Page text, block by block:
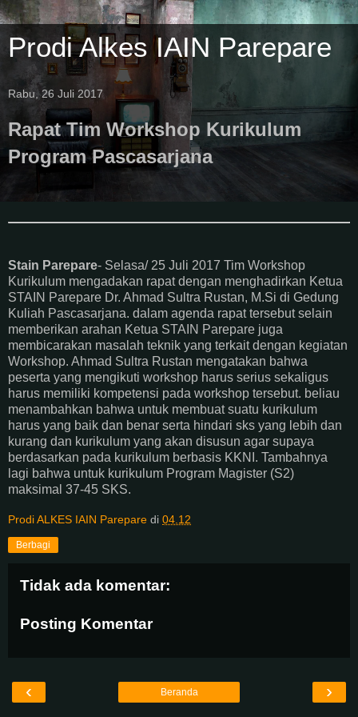
Prodi Alkes IAIN Parepare
Rabu, 26 Juli 2017
Rapat Tim Workshop Kurikulum
Program Pascasarjana
Stain Parepare- Selasa/ 25 Juli 2017 Tim Workshop
Kurikulum mengadakan rapat dengan menghadirkan Ketua
STAIN Parepare Dr. Ahmad Sultra Rustan, M.Si di Gedung
Kuliah Pascasarjana. dalam agenda rapat tersebut selain
memberikan arahan Ketua STAIN Parepare juga
membicarakan masalah teknik yang terkait dengan kegiatan
Workshop. Ahmad Sultra Rustan mengatakan bahwa
peserta yang mengikuti workshop harus serius sekaligus
harus memiliki kompetensi pada workshop tersebut. beliau
menambahkan bahwa untuk membuat suatu kurikulum
harus yang baik dan benar serta hindari sks yang lebih dan
kurang dan kurikulum yang akan disusun agar supaya
berdasarkan pada kurikulum berbasis KKNI. Tambahnya
lagi bahwa untuk kurikulum Program Magister (S2)
maksimal 37-45 SKS.
Prodi ALKES IAIN Parepare di 04.12
Berbagi
Tidak ada komentar:
Posting Komentar
‹ ›
Beranda